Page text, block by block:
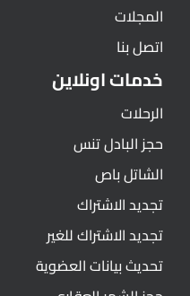
المجلات
اتصل بنا
خدمات اونلاين
الرحلات
حجز البادل تنس
الشاتل باص
تجديد الاشتراك
تجديد الاشتراك للغير
تحديث بيانات العضوية